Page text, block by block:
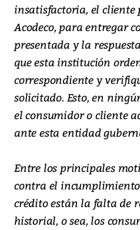
insatisfactoria, el
Acodeco, para entregar
presentada y la
que esta institución
correspondiente y
solicitado. Esto, en
el consumidor o cliente
ante esta entidad
Entre los principales
contra el
crédito están la falta de
historial, o sea, los